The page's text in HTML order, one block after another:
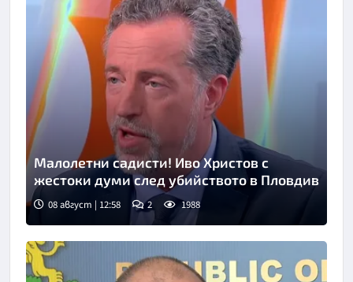
Снимка: бТВ
Малолетни садисти! Иво Христов с
жестоки думи след убийството в Пловдив
08 август | 12:58 2 1988